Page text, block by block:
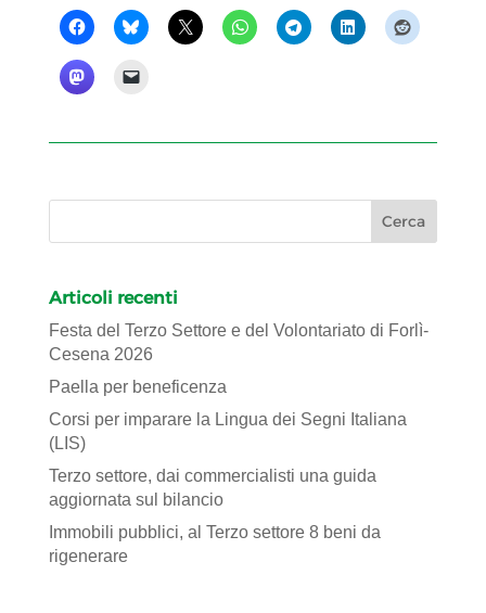
Articoli recenti
Festa del Terzo Settore e del Volontariato di Forlì-
Cesena 2026
Paella per beneficenza
Corsi per imparare la Lingua dei Segni Italiana
(LIS)
Terzo settore, dai commercialisti una guida
aggiornata sul bilancio
Immobili pubblici, al Terzo settore 8 beni da
rigenerare